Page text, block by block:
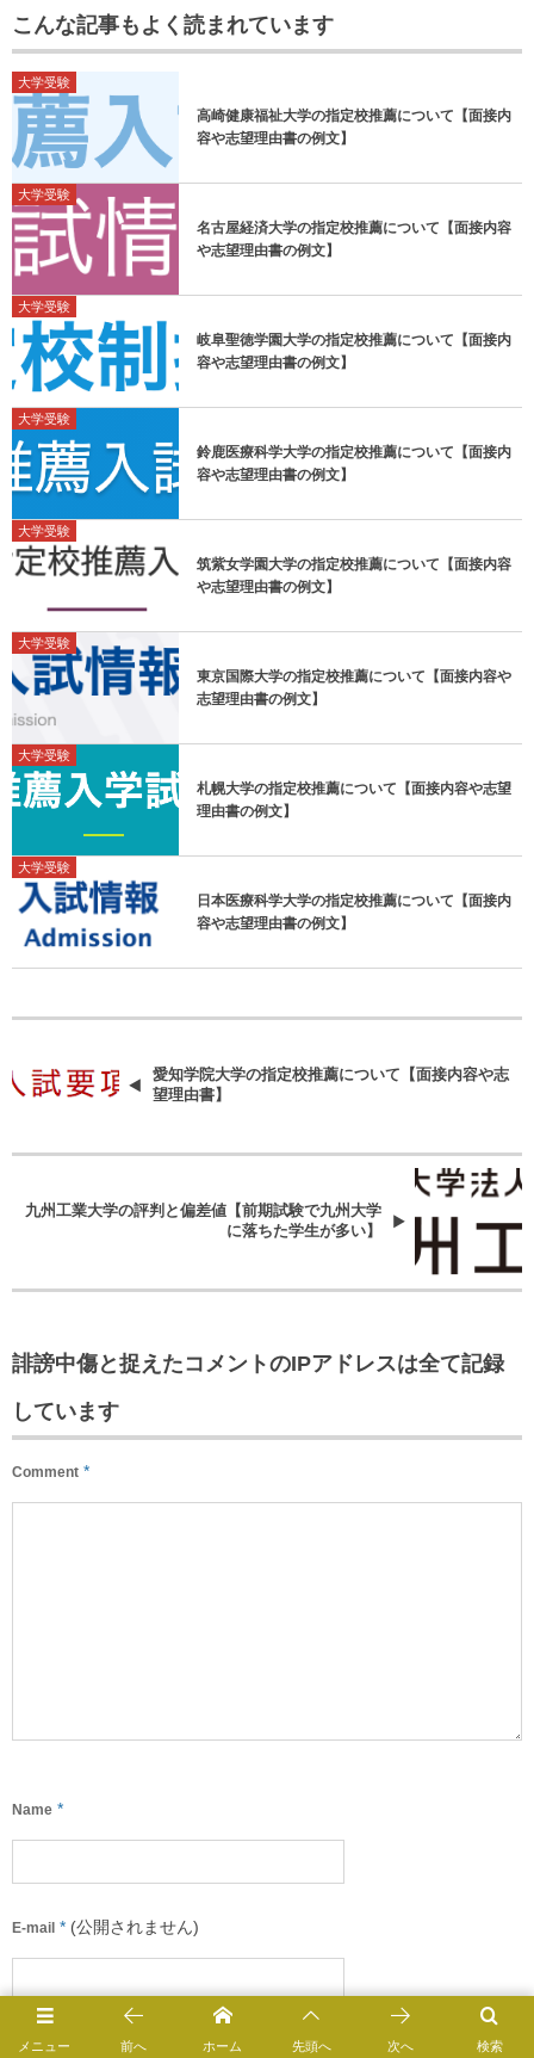
こんな記事もよく読まれています
大学受験
高崎健康福祉大学の指定校推薦について【面接内
容や志望理由書の例文】
大学受験
名古屋経済大学の指定校推薦について【面接内容
や志望理由書の例文】
大学受験
岐阜聖徳学園大学の指定校推薦について【面接内
容や志望理由書の例文】
大学受験
鈴鹿医療科学大学の指定校推薦について【面接内
容や志望理由書の例文】
大学受験
筑紫女学園大学の指定校推薦について【面接内容
や志望理由書の例文】
大学受験
東京国際大学の指定校推薦について【面接内容や
志望理由書の例文】
大学受験
札幌大学の指定校推薦について【面接内容や志望
理由書の例文】
大学受験
日本医療科学大学の指定校推薦について【面接内
容や志望理由書の例文】
愛知学院大学の指定校推薦について【面接内容や志
望理由書】
九州工業大学の評判と偏差値【前期試験で九州大学
に落ちた学生が多い】
誹謗中傷と捉えたコメントのIPアドレスは全て記録
しています
Comment *
Name *
E-mail * (公開されません)
URL
メニュー 検索
前へ ホーム 先頭へ 次へ